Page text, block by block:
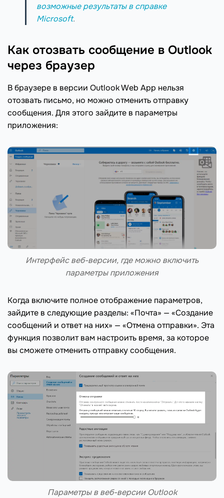
возможные результаты в справке
Microsoft.
Как отозвать сообщение в Outlook
через браузер
В браузере в версии Outlook Web App нельзя
отозвать письмо, но можно отменить отправку
сообщения. Для этого зайдите в параметры
приложения:
Интерфейс веб-версии, где можно включить
параметры приложения
Когда включите полное отображение параметров,
зайдите в следующие разделы: «Почта» — «Создание
сообщений и ответ на них» — «Отмена отправки». Эта
функция позволит вам настроить время, за которое
вы сможете отменить отправку сообщения.
Параметры в веб-версии Outlook